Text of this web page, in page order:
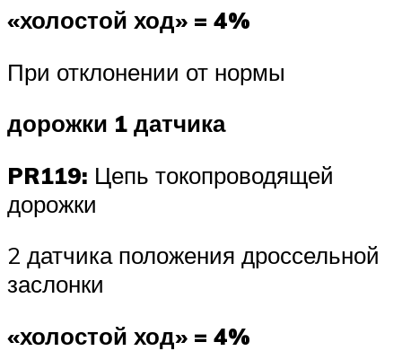
«холостой ход» = 4%
При отклонении от нормы
дорожки 1 датчика
PR119: Цепь токопроводящей
дорожки
2 датчика положения дроссельной
заслонки
«холостой ход» = 4%